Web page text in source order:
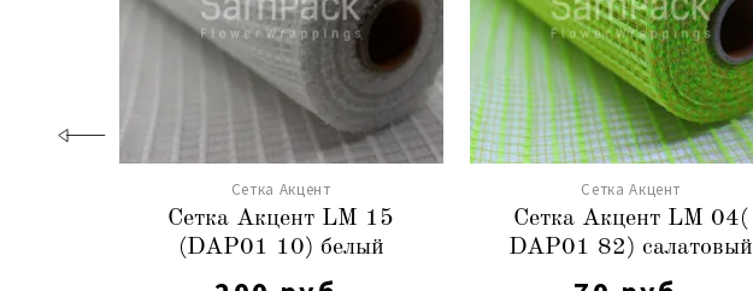
Сетка Акцент
Сетка Акцент LM 15
(DAP01 10) белый
Сетка Акцент
Сетка Акцент LM 04(
DAP01 82) салатовый